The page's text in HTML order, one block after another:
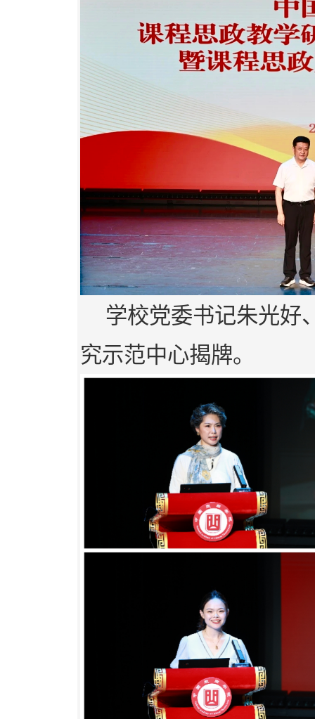
学校党委书记朱光好
究示范中心揭牌。